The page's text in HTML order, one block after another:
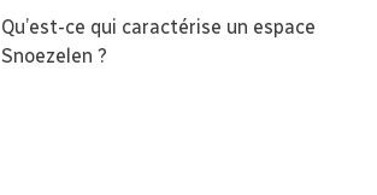
Qu’est-ce qui caractérise un espace
Snoezelen ?